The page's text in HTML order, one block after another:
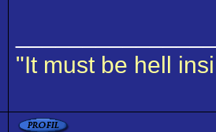
"It must be hell